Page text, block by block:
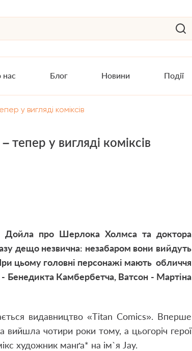
нас Блог Новини Події
у вигляді коміксів
тепер у вигляді коміксів
Дойла про Шерлока Холмса та доктора
дещо незвична: незабаром вони вийдуть
цьому головні персонажі мають обличчя
- Бенедикта Камбербетча, Ватсон - Мартіна
видавництво «Titan Comics». Вперше
вийшла чотири роки тому, а цьогоріч герої
художник манґа* на ім`я Jay.